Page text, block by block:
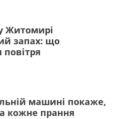
Житомирі
запах: що
машині покаже,
кожне прання